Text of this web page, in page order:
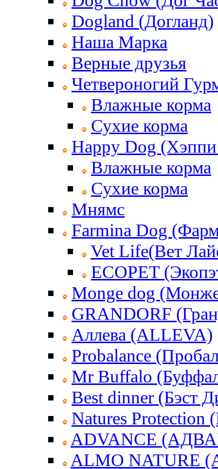
Dogland (Догланд)
Наша Марка
Верные друзья
Четвероногий
Влажные корма
Сухие корма
Happy Dog
Влажные корма
Сухие корма
Мнямс
Farmina Dog
Vet Life(Вет
ECOPET
Monge dog
GRANDORF
Аллева (ALLEVA)
Probalance
Mr Buffalo
Best dinner (Бэст
Natures Protection
ADVANCE
ALMO